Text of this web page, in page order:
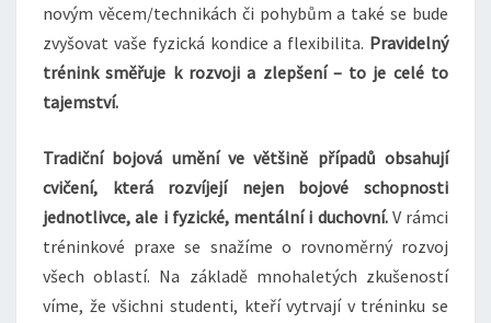
novým věcem/technikách či pohybům a také se bude
zvyšovat vaše fyzická kondice a flexibilita. Pravidelný
trénink směřuje k rozvoji a zlepšení – to je celé to
tajemství.
Tradiční bojová umění ve většině případů obsahují
cvičení, která rozvíjejí nejen bojové schopnosti
jednotlivce, ale i fyzické, mentální i duchovní.V rámci
tréninkové praxe se snažíme o rovnoměrný rozvoj
všech oblastí. Na základě mnohaletých zkušeností
víme, že všichni studenti, kteří vytrvají v tréninku se